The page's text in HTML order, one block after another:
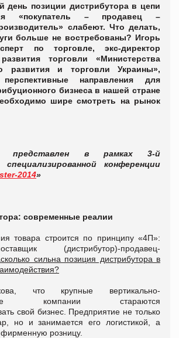
день позиции дистрибутора в цепи
«покупатель – продавец –
слабеют. Что делать,
больше не востребованы? Игорь
по торговле, экс-директор
торговли «Министерства
развития и торговли Украины»,
направления для
бизнеса в нашей стране
шире смотреть на рынок
представлен в рамках 3-й
специализированной конференции
2014»
современные реалии
товара строится по принципу «4П»:
поставщик (дистрибутор)-продавец-
сильна позиция дистрибутора в
что крупные вертикально-
компании стараются
свой бизнес. Предприятие не только
но и занимается его логистикой, а
фирменную розницу.